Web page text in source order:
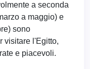
a seconda
a maggio) e
sono
visitare l'Egitto,
e piacevoli.